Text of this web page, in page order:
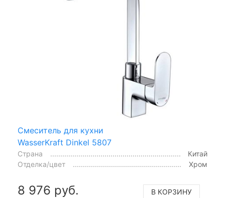
Смеситель для кухни
WasserKraft Dinkel 5807
Страна
Китай
Отделка/цвет
Хром
8 976 руб. В КОРЗИНУ